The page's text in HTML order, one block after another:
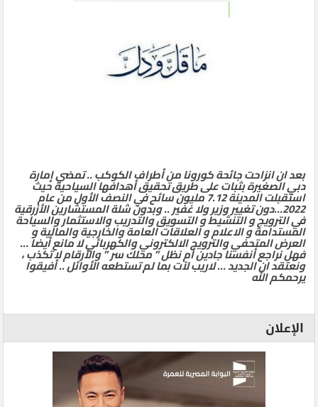
بعد ان انزاحت جائحة كورونا من أطراف الكوكب .. تمضي إمارة
دبي الصغيرة بثبات على طريق تحقيق أهدافها السياحية حيث
استقبلت المدينة 7.12 مليون سائح في النصف الأول من عام
2022…دون تغيير وزير ولا غفير .. وبدون شلة المستشارين الأزرقية
في الترويج و التنشيط و التسويق والتدريب والاستثمار والسياحة
المستدامة و الاعلام و العلاقات العامة والخارجية والمالية و
العرض المتحفي والترويج الالكتروني والكهربائي لا مانع أيضا …
فهل نراجع أنفسنا جادين أم نظل ” محلك سر ” والأرقام لا تكذب ،
ونعتقد ان الجديد … لاريب لآت بما لم تستطعه الأوائل .. أفيقوا
يرحمكم الله
الإعلان